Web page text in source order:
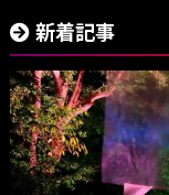
新着記事